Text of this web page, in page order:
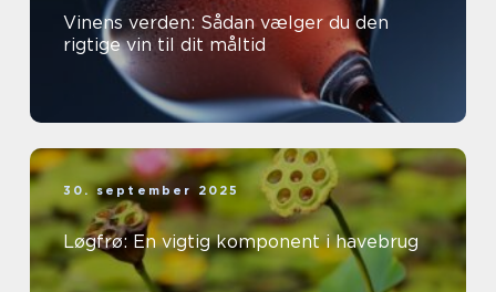
Vinens verden: Sådan vælger du den
rigtige vin til dit måltid
30. september 2025
Løgfrø: En vigtig komponent i havebrug